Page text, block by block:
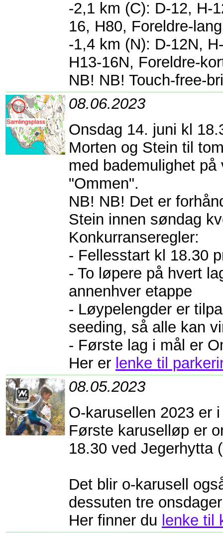
-2,1 km (C): D-12, H-
16, H80, Foreldre-lang
-1,4 km (N): D-12N,
H13-16N, Foreldre-
NB! NB! Touch-free-
08.06.2023
Onsdag 14. juni kl
Morten og Stein til
med bademulighet på
"Ommen".
NB! NB! Det er
Stein innen søndag
Konkurranseregler:
- Fellesstart kl 18.30
- To løpere på hvert
annenhver etappe
- Løypelengder er
seeding, så alle kan
- Første lag i mål er
Her er lenke til
08.05.2023
O-karusellen 2023 er
Første karuselløp er
18.30 ved Jegerhytta
Det blir o-karusell
dessuten tre
Her finner du lenke til